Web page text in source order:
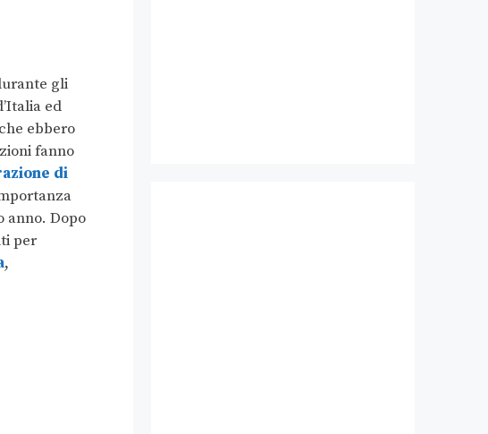
gli
ed
che ebbero
fanno
di
anno. Dopo
per
,